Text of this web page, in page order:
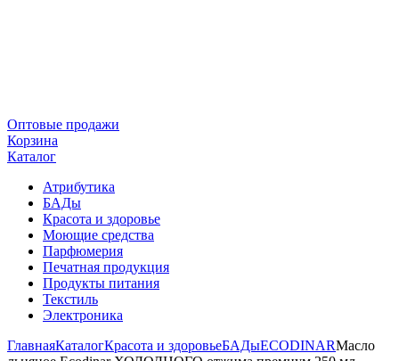
Оптовые продажи
Корзина
Каталог
Атрибутика
БАДы
Красота и здоровье
Моющие средства
Парфюмерия
Печатная продукция
Продукты питания
Текстиль
Электроника
ГлавнаяКаталогКрасота и здоровьеБАДыECODINARМасло